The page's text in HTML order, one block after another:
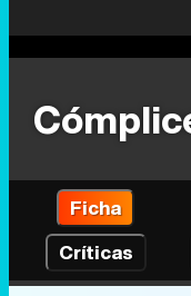
Ficha
Críticas